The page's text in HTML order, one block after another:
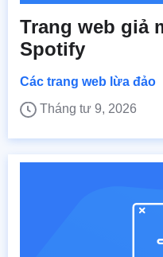
Trang web giả
Spotify
Các trang web lừa đảo
Tháng tư 9, 2026